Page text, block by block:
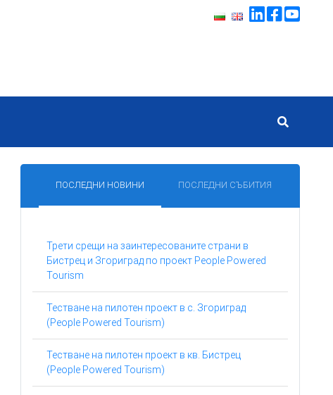
ПОСЛЕДНИ НОВИНИ ПОСЛЕДНИ СЪБИТИЯ
Трети срещи на заинтересованите страни в
Бистрец и Згориград по проект People Powered
Tourism
Тестване на пилотен проект в с. Згориград
(People Powered Tourism)
Тестване на пилотен проект в кв. Бистрец
(People Powered Tourism)